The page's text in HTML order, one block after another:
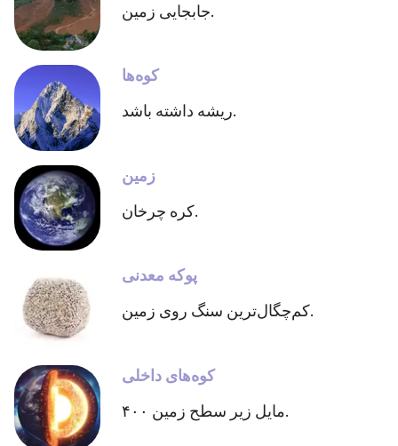
جابجایی زمین.
کوه‌ها
ریشه داشته باشد.
زمین
کره چرخان.
پوکه معدنی
کم‌چگال‌ترین سنگ روی زمین.
کوه‌های داخلی
۴۰۰ مایل زیر سطح زمین.